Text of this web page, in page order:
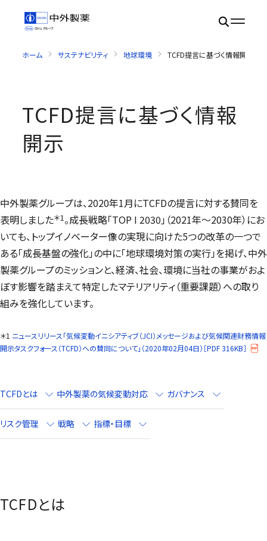
ホーム サステナビリティ 地球環境 TCFD提言に基づく情報開示
TCFD提言に基づく情報
開示
中外製薬グループは、2020年1月にTCFDの提言に対する賛同を
表明しました＊1。成長戦略「TOP I 2030 」（2021年～2030年）にお
いても、トップイノベーター像の実現に向けた5つの改革の一つで
ある「成長基盤の強化」の中に「地球環境対策の実行」を掲げ、中外
製薬グループのミッションと、経済、社会、環境に当社の事業がおよ
ぼす影響を踏まえて特定したマテリアリティ（重要課題）への取り
組みを強化しています。
＊1 ニュースリリース「気候変動イニシアティブ（JCI）メッセージおよび気候関連財務情報
開示タスクフォース（TCFD）への賛同について」（2020年02月04日）［PDF 316KB］
TCFDとは 中外製薬の気候変動対応 ガバナンス
リスク管理 戦略 指標・目標
TCFDとは